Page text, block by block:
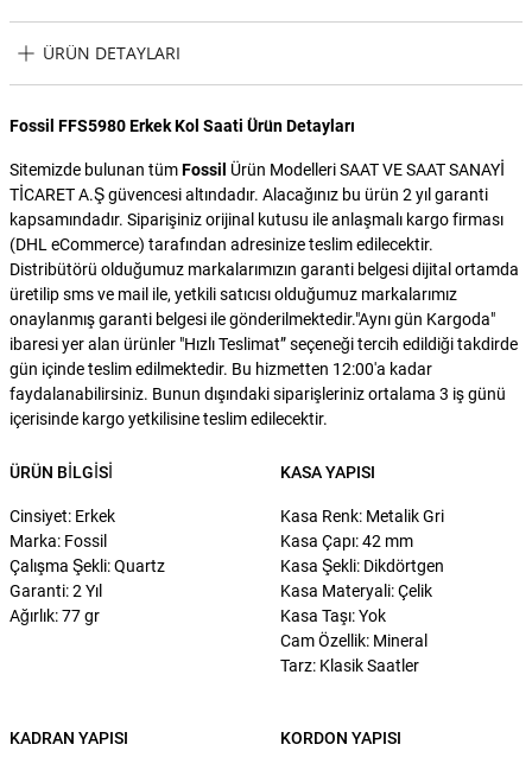
ÜRÜN DETAYLARI
Fossil FFS5980 Erkek Kol Saati Ürün Detayları
Sitemizde bulunan tümFossil Ürün Modelleri SAAT VE SAAT SANAYİ
TİCARET A.Ş güvencesi altındadır. Alacağınız bu ürün 2 yıl garanti
kapsamındadır. Siparişiniz orijinal kutusu ile anlaşmalı kargo firması
(DHL eCommerce) tarafından adresinize teslim edilecektir.
Distribütörü olduğumuz markalarımızın garanti belgesi dijital ortamda
üretilip sms ve mail ile, yetkili satıcısı olduğumuz markalarımız
onaylanmış garanti belgesi ile gönderilmektedir."Aynı gün Kargoda"
ibaresi yer alan ürünler "Hızlı Teslimat” seçeneği tercih edildiği takdirde
gün içinde teslim edilmektedir. Bu hizmetten 12:00'a kadar
faydalanabilirsiniz. Bunun dışındaki siparişleriniz ortalama 3 iş günü
içerisinde kargo yetkilisine teslim edilecektir.
ÜRÜN BILGISI
Cinsiyet: Erkek
Marka: Fossil
Çalışma Şekli: Quartz
Garanti: 2 Yıl
Ağırlık: 77 gr
KASA YAPISI
Kasa Renk: Metalik Gri
Kasa Çapı: 42 mm
Kasa Şekli: Dikdörtgen
Kasa Materyali: Çelik
Kasa Taşı: Yok
Cam Özellik: Mineral
Tarz: Klasik Saatler
KADRAN YAPISI KORDON YAPISI